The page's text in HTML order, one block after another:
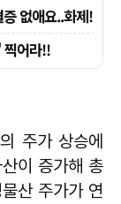
주가 상승에
이 증가해 총
산 주가가 연